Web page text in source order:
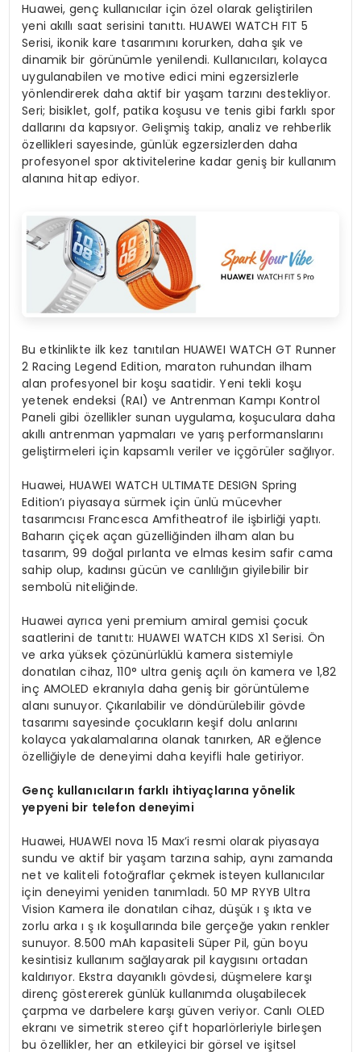
Huawei, genç kullanıcılar için özel olarak geliştirilen
yeni akıllı saat serisini tanıttı. HUAWEI WATCH FIT 5
Serisi, ikonik kare tasarımını korurken, daha şık ve
dinamik bir görünümle yenilendi. Kullanıcıları, kolayca
uygulanabilen ve motive edici mini egzersizlerle
yönlendirerek daha aktif bir yaşam tarzını destekliyor.
Seri; bisiklet, golf, patika koşusu ve tenis gibi farklı spor
dallarını da kapsıyor. Gelişmiş takip, analiz ve rehberlik
özellikleri sayesinde, günlük egzersizlerden daha
profesyonel spor aktivitelerine kadar geniş bir kullanım
alanına hitap ediyor.
Bu etkinlikte ilk kez tanıtılan HUAWEI WATCH GT Runner
2 Racing Legend Edition, maraton ruhundan ilham
alan profesyonel bir koşu saatidir. Yeni tekli koşu
yetenek endeksi (RAI) ve Antrenman Kampı Kontrol
Paneli gibi özellikler sunan uygulama, koşuculara daha
akıllı antrenman yapmaları ve yarış performanslarını
geliştirmeleri için kapsamlı veriler ve içgörüler sağlıyor.
Huawei, HUAWEI WATCH ULTIMATE DESIGN Spring
Edition’ı piyasaya sürmek için ünlü mücevher
tasarımcısı Francesca Amfitheatrof ile işbirliği yaptı.
Baharın çiçek açan güzelliğinden ilham alan bu
tasarım, 99 doğal pırlanta ve elmas kesim safir cama
sahip olup, kadınsı gücün ve canlılığın giyilebilir bir
sembolü niteliğinde.
Huawei ayrıca yeni premium amiral gemisi çocuk
saatlerini de tanıttı: HUAWEI WATCH KIDS X1 Serisi. Ön
ve arka yüksek çözünürlüklü kamera sistemiyle
donatılan cihaz, 110° ultra geniş açılı ön kamera ve 1,82
inç AMOLED ekranıyla daha geniş bir görüntüleme
alanı sunuyor. Çıkarılabilir ve döndürülebilir gövde
tasarımı sayesinde çocukların keşif dolu anlarını
kolayca yakalamalarına olanak tanırken, AR eğlence
özelliğiyle de deneyimi daha keyifli hale getiriyor.
Genç kullanıcıların farklı ihtiyaçlarına yönelik
yepyeni bir telefon deneyimi
Huawei, HUAWEI nova 15 Max’i resmi olarak piyasaya
sundu ve aktif bir yaşam tarzına sahip, aynı zamanda
net ve kaliteli fotoğraflar çekmek isteyen kullanıcılar
için deneyimi yeniden tanımladı. 50 MP RYYB Ultra
Vision Kamera ile donatılan cihaz, düşük ı ş ıkta ve
zorlu arka ı ş ık koşullarında bile gerçeğe yakın renkler
sunuyor. 8.500 mAh kapasiteli Süper Pil, gün boyu
kesintisiz kullanım sağlayarak pil kaygısını ortadan
kaldırıyor. Ekstra dayanıklı gövdesi, düşmelere karşı
direnç göstererek günlük kullanımda oluşabilecek
çarpma ve darbelere karşı güven veriyor. Canlı OLED
ekranı ve simetrik stereo çift hoparlörleriyle birleşen
bu özellikler, her an etkileyici bir görsel ve işitsel